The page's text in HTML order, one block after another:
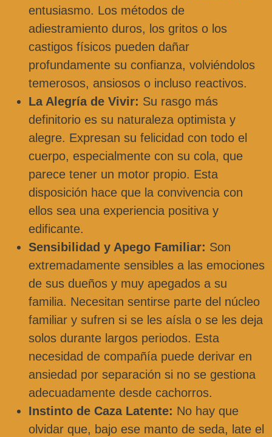
entusiasmo. Los métodos de
adiestramiento duros, los gritos o los
castigos físicos pueden dañar
profundamente su confianza, volviéndolos
temerosos, ansiosos o incluso reactivos.
La Alegría de Vivir: Su rasgo más
definitorio es su naturaleza optimista y
alegre. Expresan su felicidad con todo el
cuerpo, especialmente con su cola, que
parece tener un motor propio. Esta
disposición hace que la convivencia con
ellos sea una experiencia positiva y
edificante.
Sensibilidad y Apego Familiar: Son
extremadamente sensibles a las emociones
de sus dueños y muy apegados a su
familia. Necesitan sentirse parte del núcleo
familiar y sufren si se les aísla o se les deja
solos durante largos periodos. Esta
necesidad de compañía puede derivar en
ansiedad por separación si no se gestiona
adecuadamente desde cachorros.
Instinto de Caza Latente: No hay que
olvidar que, bajo ese manto de seda, late el